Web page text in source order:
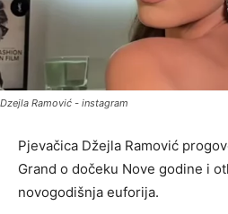
Dzejla Ramović - instagram
Pjevačica Džejla Ramović
Grand o dočeku Nove godine i
novogodišnja euforija.